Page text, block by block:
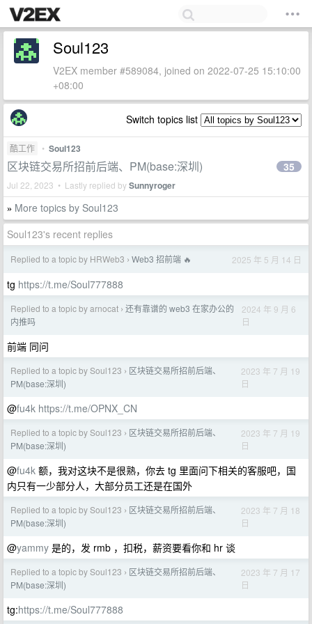
Soul123
V2EX member #589084, joined on 2022-07-25 15:10:00
+08:00
Switch topics list
酷工作 • Soul123
区块链交易所招前后端、PM(base:深圳)
Jul 22, 2023 • Lastly replied bySunnyroger
35
» More topics by Soul123
Soul123's recent replies
Replied to a topic by HRWeb3 › Web3 招前端 🔥 2025 年 5 月 14 日
tg https://t.me/Soul777888
Replied to a topic by arnocat › 还有靠谱的 web3 在家办公的
内推吗
2024 年 9 月 6
日
前端 同问
Replied to a topic by Soul123 › 区块链交易所招前后端、
PM(base:深圳)
2023 年 7 月 19
日
@fu4k https://t.me/OPNX_CN
Replied to a topic by Soul123 › 区块链交易所招前后端、
PM(base:深圳)
2023 年 7 月 19
日
@fu4k 额，我对这块不是很熟，你去 tg 里面问下相关的客服吧，国
内只有一少部分人，大部分员工还是在国外
Replied to a topic by Soul123 › 区块链交易所招前后端、
PM(base:深圳)
2023 年 7 月 18
日
@yammy 是的，发 rmb ，扣税，薪资要看你和 hr 谈
Replied to a topic by Soul123 › 区块链交易所招前后端、
PM(base:深圳)
2023 年 7 月 17
日
tg:https://t.me/Soul777888